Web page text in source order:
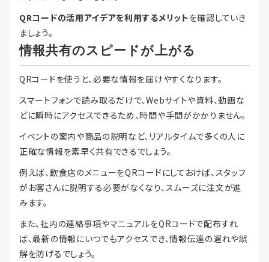
QRコードの活用アイデアを利用するメリットを確認していき
ましょう。
情報共有のスピードが上がる
QRコードを使うと、必要な情報を届けやすくなります。
スマートフォンで読み取るだけで、Webサイトや資料、動画な
どに瞬時にアクセスできるため、時間や手間がかかりません。
イベントの案内や商品の説明など、リアルタイムで多くの人に
正確な情報を素早く共有できるでしょう。
例えば、飲食店のメニューをQRコードにしておけば、スタッフ
がお客さんに説明する必要がなくなり、スムーズに注文が進
みます。
また、社内の連絡事項やマニュアルをQRコードで配布すれ
ば、最新の情報にいつでもアクセスでき、情報伝達の遅れや誤
解を防げるでしょう。